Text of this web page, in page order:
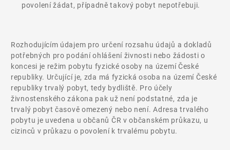
povolení žádat, případně takový pobyt nepotřebuji.
Rozhodujícím údajem pro určení rozsahu údajů a dokladů
potřebných pro podání ohlášení živnosti nebo žádosti o
koncesi je režim pobytu fyzické osoby na území České
republiky. Určující je, zda má fyzická osoba na území České
republiky trvalý pobyt, tedy bydliště. Pro účely
živnostenského zákona pak už není podstatné, zda je
trvalý pobyt časově omezený nebo není. Adresa trvalého
pobytu je uvedena u občanů ČR v občanském průkazu, u
cizinců v průkazu o povolení k trvalému pobytu.